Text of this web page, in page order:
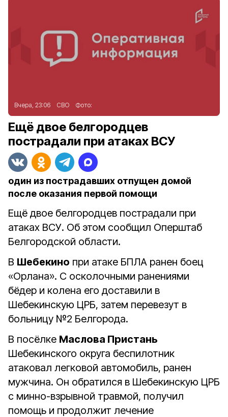
Вчера, 23:06 СВО Фото:
Ещё двое белгородцев
пострадали при атаках ВСУ
один из пострадавших отпущен домой
после оказания первой помощи
Ещё двое белгородцев пострадали при
атаках ВСУ. Об этом сообщил Оперштаб
Белгородской области.
В Шебекино при атаке БПЛА ранен боец
«Орлана». С осколочными ранениями
бёдер и колена его доставили в
Шебекинскую ЦРБ, затем перевезут в
больницу №2 Белгорода.
В посёлке Маслова Пристань
Шебекинского округа беспилотник
атаковал легковой автомобиль, ранен
мужчина. Он обратился в Шебекинскую ЦРБ
с минно-взрывной травмой, получил
помощь и продолжит лечение